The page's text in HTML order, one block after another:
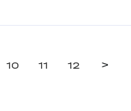
10 11 12 >